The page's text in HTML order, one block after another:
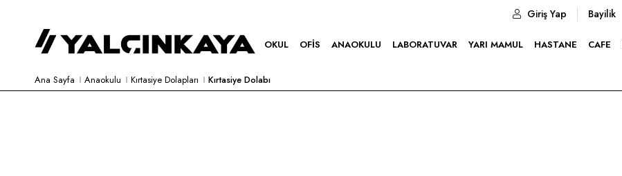
Giriş Yap Bayilik
OKUL OFIS ANAOKULU LABORATUVAR YARI MAMUL HASTANE CAFE
Ana Sayfa Anaokulu Kırtasiye Dolapları Kırtasiye Dolabı